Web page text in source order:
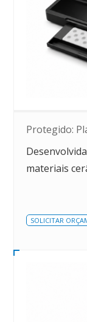
Protegido:
materiais
SOLICITAR